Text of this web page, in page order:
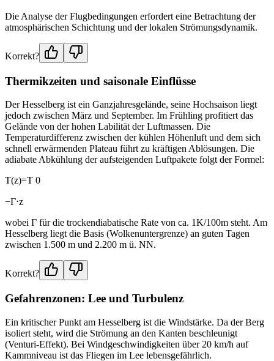
Die Analyse der Flugbedingungen erfordert eine Betrachtung der
atmosphärischen Schichtung und der lokalen Strömungsdynamik.
Korrekt?
Thermikzeiten und saisonale Einflüsse
Der Hesselberg ist ein Ganzjahresgelände, seine Hochsaison liegt
jedoch zwischen März und September. Im Frühling profitiert das
Gelände von der hohen Labilität der Luftmassen. Die
Temperaturdifferenz zwischen der kühlen Höhenluft und dem sich
schnell erwärmenden Plateau führt zu kräftigen Ablösungen. Die
adiabate Abkühlung der aufsteigenden Luftpakete folgt der Formel:
T(z)=T 0 ​
−Γ⋅z
wobei Γ für die trockendiabatische Rate von ca. 1K/100m steht. Am
Hesselberg liegt die Basis (Wolkenuntergrenze) an guten Tagen
zwischen 1.500 m und 2.200 m ü. NN.
Korrekt?
Gefahrenzonen: Lee und Turbulenz
Ein kritischer Punkt am Hesselberg ist die Windstärke. Da der Berg
isoliert steht, wird die Strömung an den Kanten beschleunigt
(Venturi-Effekt). Bei Windgeschwindigkeiten über 20 km/h auf
Kammniveau ist das Fliegen im Lee lebensgefährlich.